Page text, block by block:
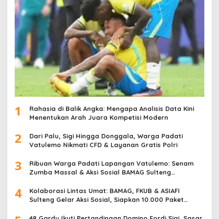
1
Rahasia di Balik Angka: Mengapa Analisis Data Kini
Menentukan Arah Juara Kompetisi Modern
2
Dari Palu, Sigi Hingga Donggala, Warga Padati
Vatulemo Nikmati CFD & Layanan Gratis Polri
3
Ribuan Warga Padati Lapangan Vatulemo: Senam
Zumba Massal & Aksi Sosial BAMAG Sulteng
4
Kolaborasi Lintas Umat: BAMAG, FKUB & ASIAFI
Sulteng Gelar Aksi Sosial, Siapkan 10.000 Paket